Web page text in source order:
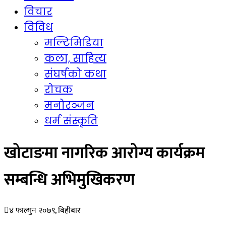
विचार
विविध
मल्टिमिडिया
कला, साहित्य
संघर्षको कथा
रोचक
मनोरञ्जन
धर्म संस्कृति
खोटाङमा नागरिक आरोग्य कार्यक्रम
सम्बन्धि अभिमुखिकरण
४ फाल्गुन २०७९, बिहीबार